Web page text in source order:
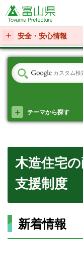
富山県
安全・安心情報
テーマから探す
木造住宅
支援制度
新着情報